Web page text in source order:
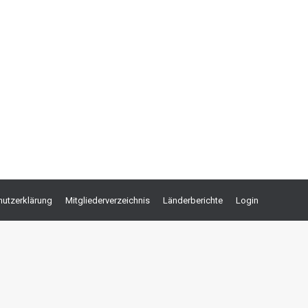
Mitgliederverzeichnis Länderberichte Login